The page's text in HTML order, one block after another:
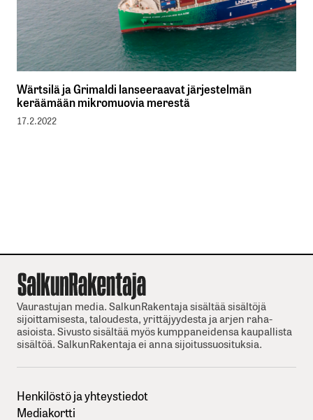
Wärtsilä ja Grimaldi lanseeraavat järjestelmän
keräämään mikromuovia merestä
17.2.2022
Vaurastujan media. SalkunRakentaja sisältää sisältöjä
sijoittamisesta, taloudesta, yrittäjyydesta ja arjen raha-
asioista. Sivusto sisältää myös kumppaneidensa kaupallista
sisältöä. SalkunRakentaja ei anna sijoitussuosituksia.
Henkilöstö ja yhteystiedot
Mediakortti